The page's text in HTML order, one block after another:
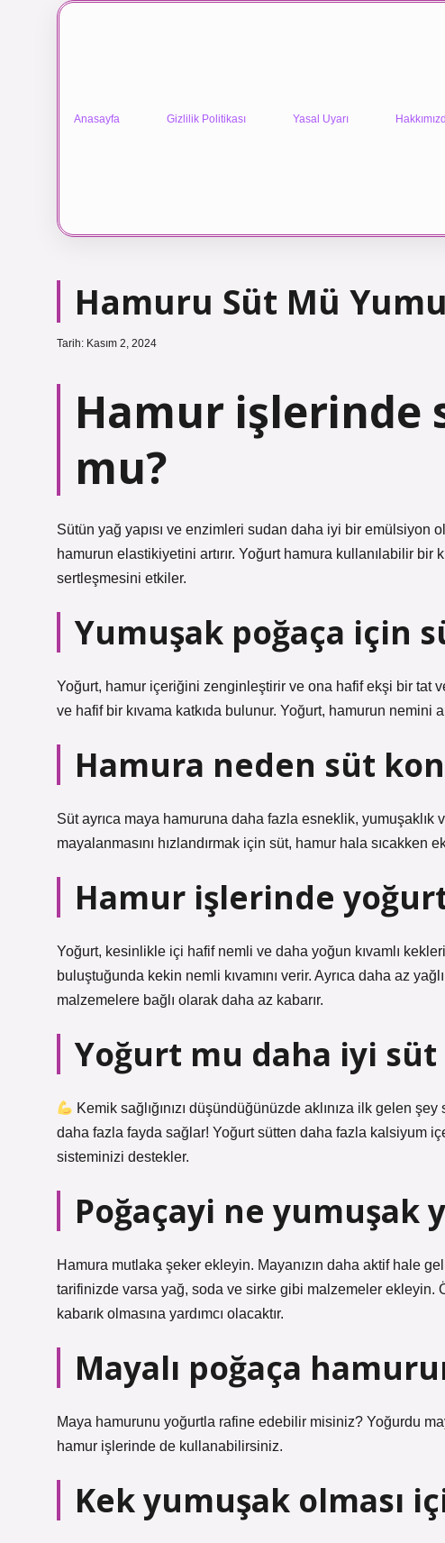
Anasayfa Gizlilik Politikası Yasal Uyarı
Hamuru Süt Mü
Tarih: Kasım 2, 2024
Hamur işlerinde
mu?
Sütün yağ yapısı ve enzimleri sudan daha iyi bir emülsiyon
hamurun elastikiyetini artırır. Yoğurt hamura kullanılabilir bir
sertleşmesini etkiler.
Yumuşak poğaça için
Yoğurt, hamur içeriğini zenginleştirir ve ona hafif ekşi bir tat
ve hafif bir kıvama katkıda bulunur. Yoğurt, hamurun nemini
Hamura neden süt
Süt ayrıca maya hamuruna daha fazla esneklik,
mayalanmasını hızlandırmak için süt, hamur hala sıcakken
Hamur işlerinde
Yoğurt, kesinlikle içi hafif nemli ve daha yoğun kıvamlı
buluştuğunda kekin nemli kıvamını verir. Ayrıca daha az
malzemelere bağlı olarak daha az kabarır.
Yoğurt mu daha iyi süt
Kemik sağlığınızı düşündüğünüzde aklınıza ilk gelen
daha fazla fayda sağlar! Yoğurt sütten daha fazla kalsiyum
sisteminizi destekler.
Poğaçayi ne yumuşak
Hamura mutlaka şeker ekleyin. Mayanızın daha aktif hale
tarifinizde varsa yağ, soda ve sirke gibi malzemeler
kabarık olmasına yardımcı olacaktır.
Mayalı poğaça
Maya hamurunu yoğurtla rafine edebilir misiniz? Yoğurdu
hamur işlerinde de kullanabilirsiniz.
Kek yumuşak olması